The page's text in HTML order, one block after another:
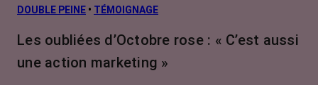
prévention
Traitements
contre le cancer
DOUBLE PEINE • TÉMOIGNAGE
Les oubliées d’Octobre rose : « C’est aussi
une action marketing »